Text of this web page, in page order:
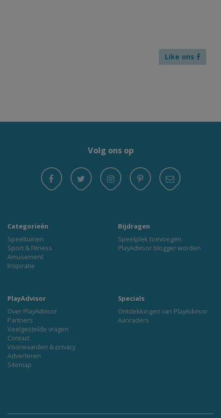
Like ons
Volg ons op
Categorieën
Speeltuinen
Sport & Fitness
Amusement
Inspiratie
Bijdragen
Speelplek toevoegen
PlayAdvisor blogger worden
PlayAdvisor
Over PlayAdvisor
Partners
Veelgestelde vragen
Contact
Voorwaarden & privacy
Adverteren
Sitemap
Specials
Ontdekkingen van PlayAdvisor
Aanraders